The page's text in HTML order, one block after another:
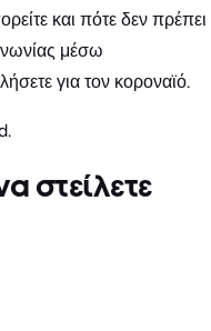
και πότε δεν πρέπει
μέσω
για τον κοροναϊό.
στείλετε